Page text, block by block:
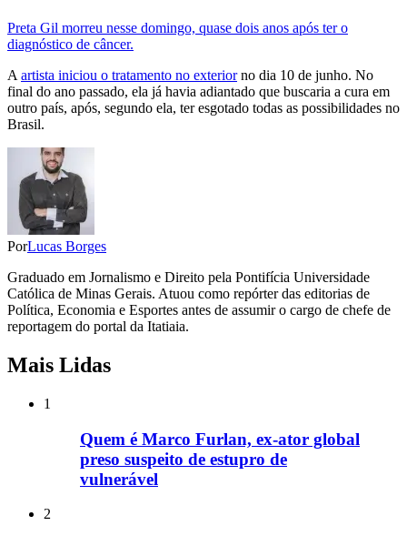
Preta Gil morreu nesse domingo, quase dois anos após ter o
diagnóstico de câncer.
A artista iniciou o tratamento no exteriorno dia 10 de junho. No
final do ano passado, ela já havia adiantado que buscaria a cura em
outro país, após, segundo ela, ter esgotado todas as possibilidades no
Brasil.
PorLucas Borges
Graduado em Jornalismo e Direito pela Pontifícia Universidade
Católica de Minas Gerais. Atuou como repórter das editorias de
Política, Economia e Esportes antes de assumir o cargo de chefe de
reportagem do portal da Itatiaia.
Mais Lidas
1
Quem é Marco Furlan, ex-ator global
preso suspeito de estupro de
vulnerável
2